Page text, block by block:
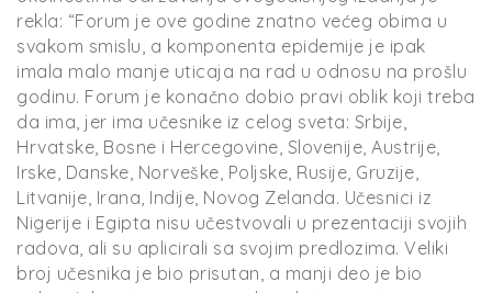
rekla: “Forum je ove godine znatno većeg obima u
svakom smislu, a komponenta epidemije je ipak
imala malo manje uticaja na rad u odnosu na prošlu
godinu. Forum je konačno dobio pravi oblik koji treba
da ima, jer ima učesnike iz celog sveta: Srbije,
Hrvatske, Bosne i Hercegovine, Slovenije, Austrije,
Irske, Danske, Norveške, Poljske, Rusije, Gruzije,
Litvanije, Irana, Indije, Novog Zelanda. Učesnici iz
Nigerije i Egipta nisu učestvovali u prezentaciji svojih
radova, ali su aplicirali sa svojim predlozima. Veliki
broj učesnika je bio prisutan, a manji deo je bio